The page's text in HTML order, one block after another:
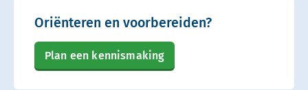
Oriënteren en voorbereiden?
Plan een kennismaking